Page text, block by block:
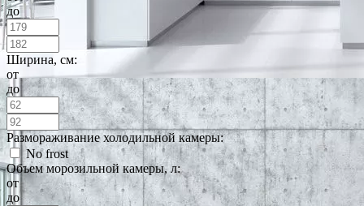
до
Ширина, см:
от
до
Размораживание холодильной камеры:
No frost
Объем морозильной камеры, л:
от
до